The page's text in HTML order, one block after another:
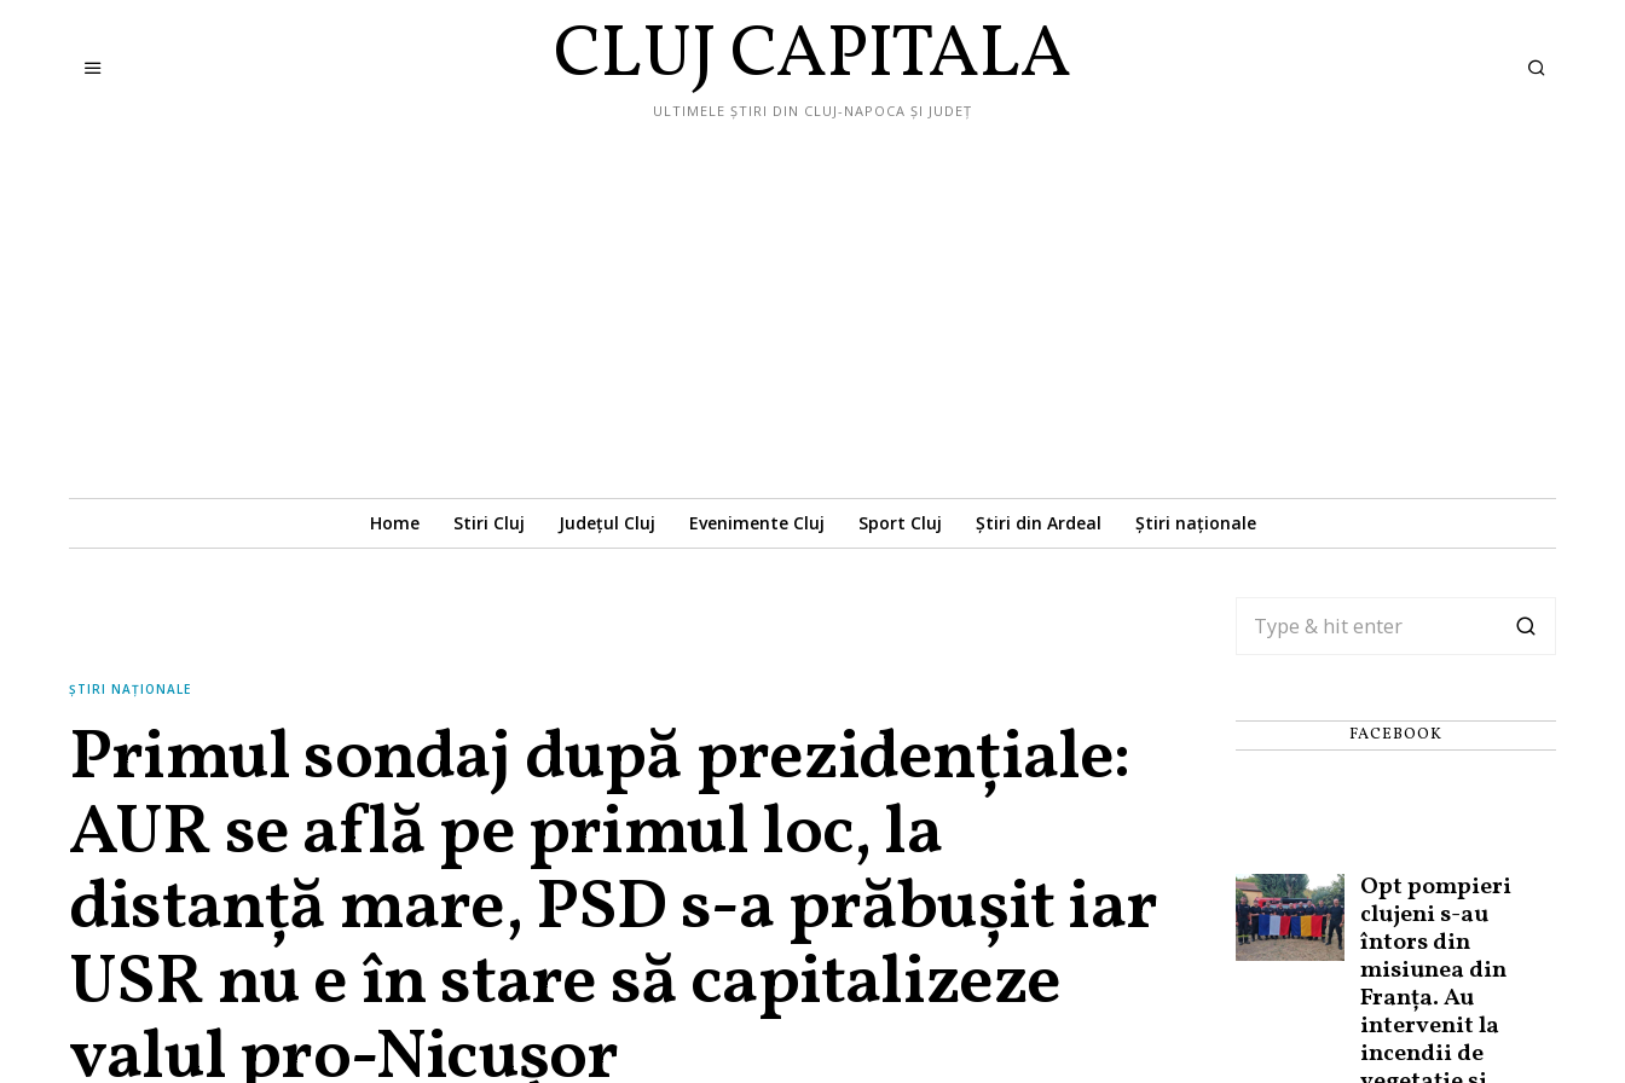
CLUJ CAPITALA
ULTIMELE ȘTIRI DIN CLUJ-NAPOCA ȘI JUDEȚ
Home Stiri Cluj Județul Cluj Evenimente Cluj Sport Cluj Știri din Ardeal Știri naționale
ȘTIRI NAȚIONALE
Primul sondaj după prezidențiale:
AUR se află pe primul loc, la
distanță mare, PSD s-a prăbușit iar
USR nu e în stare să capitalizeze
valul pro-Nicușor
FACEBOOK
Opt pompieri
clujeni s-au
întors din
misiunea din
Franța. Au
intervenit la
incendii de